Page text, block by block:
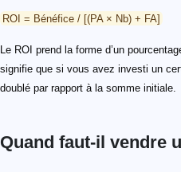
ROI = Bénéfice / [(PA × Nb) + FA]
Le ROI prend la forme d’un
signifie que si vous avez investi un
doublé par rapport à la somme initiale.
Quand faut-il vendre